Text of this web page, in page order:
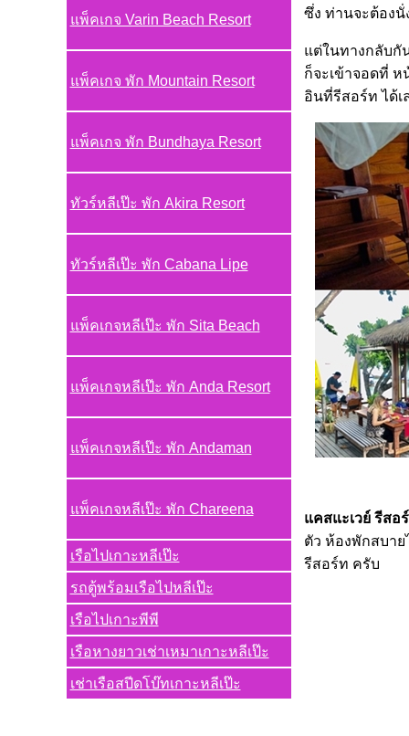
แพ็คเกจ Varin Beach Resort
แพ็คเกจ พัก Mountain Resort
แพ็คเกจ พัก Bundhaya Resort
ทัวร์หลีเป๊ะ พัก Akira Resort
ทัวร์หลีเป๊ะ พัก Cabana Lipe
แพ็คเกจหลีเป๊ะ พัก Sita Beach
แพ็คเกจหลีเป๊ะ พัก Anda Resort
แพ็คเกจหลีเป๊ะ พัก Andaman
แพ็คเกจหลีเป๊ะ พัก Chareena
เรือไปเกาะหลีเป๊ะ
รถตู้พร้อมเรือไปหลีเป๊ะ
เรือไปเกาะพีพี
เรือหางยาวเช่าเหมาเกาะหลีเป๊ะ
เช่าเรือสปีดโบ๊ทเกาะหลีเป๊ะ
ซึ่ง ท่านจะต้อง
แต่ในทางกลับกั
ก็จะเข้าจอดที่
อินที่รีสอร์ท ได้เ
แคสแะเวย์ รีสอ
ตัว ห้องพักสบาย
รีสอร์ท ครับ